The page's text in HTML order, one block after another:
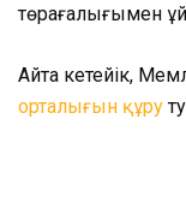
төрағалығымен
Айта кетейік,
орталығын құру